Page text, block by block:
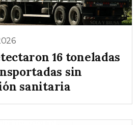
16 toneladas
sin
sanitaria